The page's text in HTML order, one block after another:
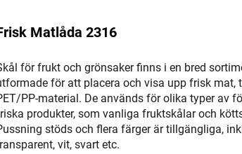
Matlåda 2316
för frukt och grönsaker finns i en bred
för att placera och visa upp frisk mat,
PP-material. De används för olika typer av
produkter, som vanliga fruktskålar och
stöds och flera färger är tillgängliga,
vit, svart etc.